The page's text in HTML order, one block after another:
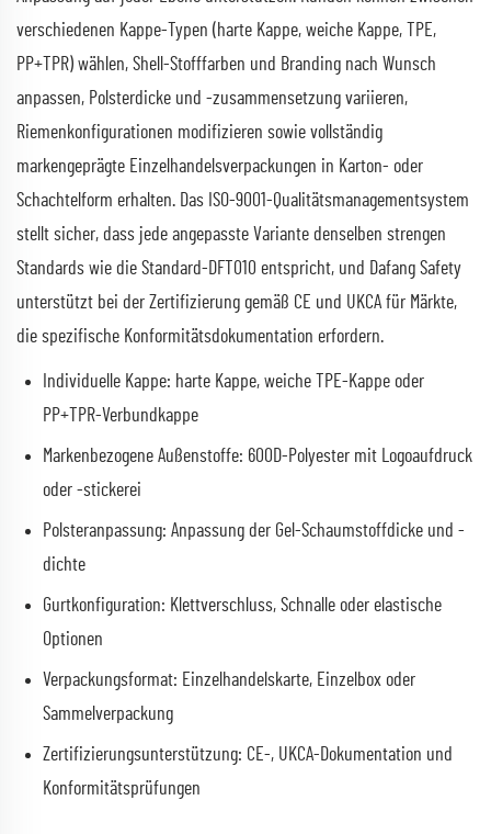
verschiedenen Kappe-Typen (harte Kappe, weiche Kappe, TPE,
PP+TPR) wählen, Shell-Stofffarben und Branding nach Wunsch
anpassen, Polsterdicke und -zusammensetzung variieren,
Riemenkonfigurationen modifizieren sowie vollständig
markengeprägte Einzelhandelsverpackungen in Karton- oder
Schachtelform erhalten. Das ISO-9001-Qualitätsmanagementsystem
stellt sicher, dass jede angepasste Variante denselben strengen
Standards wie die Standard-DFT010 entspricht, und Dafang Safety
unterstützt bei der Zertifizierung gemäß CE und UKCA für Märkte,
die spezifische Konformitätsdokumentation erfordern.
Individuelle Kappe: harte Kappe, weiche TPE-Kappe oder
PP+TPR-Verbundkappe
Markenbezogene Außenstoffe: 600D-Polyester mit Logoaufdruck
oder -stickerei
Polsteranpassung: Anpassung der Gel-Schaumstoffdicke und -
dichte
Gurtkonfiguration: Klettverschluss, Schnalle oder elastische
Optionen
Verpackungsformat: Einzelhandelskarte, Einzelbox oder
Sammelverpackung
Zertifizierungsunterstützung: CE-, UKCA-Dokumentation und
Konformitätsprüfungen